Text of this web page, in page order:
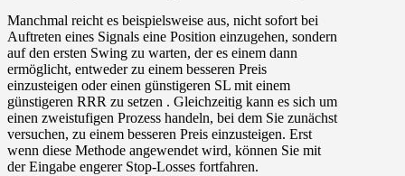
Manchmal reicht es beispielsweise aus, nicht sofort bei
Auftreten eines Signals eine Position einzugehen, sondern
auf den ersten Swing zu warten, der es einem dann
ermöglicht, entweder zu einem besseren Preis
einzusteigen oder einen günstigeren SL mit einem
günstigeren RRR zu setzen . Gleichzeitig kann es sich um
einen zweistufigen Prozess handeln, bei dem Sie zunächst
versuchen, zu einem besseren Preis einzusteigen. Erst
wenn diese Methode angewendet wird, können Sie mit
der Eingabe engerer Stop-Losses fortfahren.